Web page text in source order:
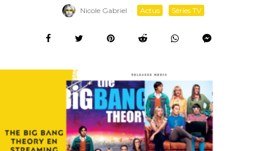
Nicole Gabriel · Actus Séries TV